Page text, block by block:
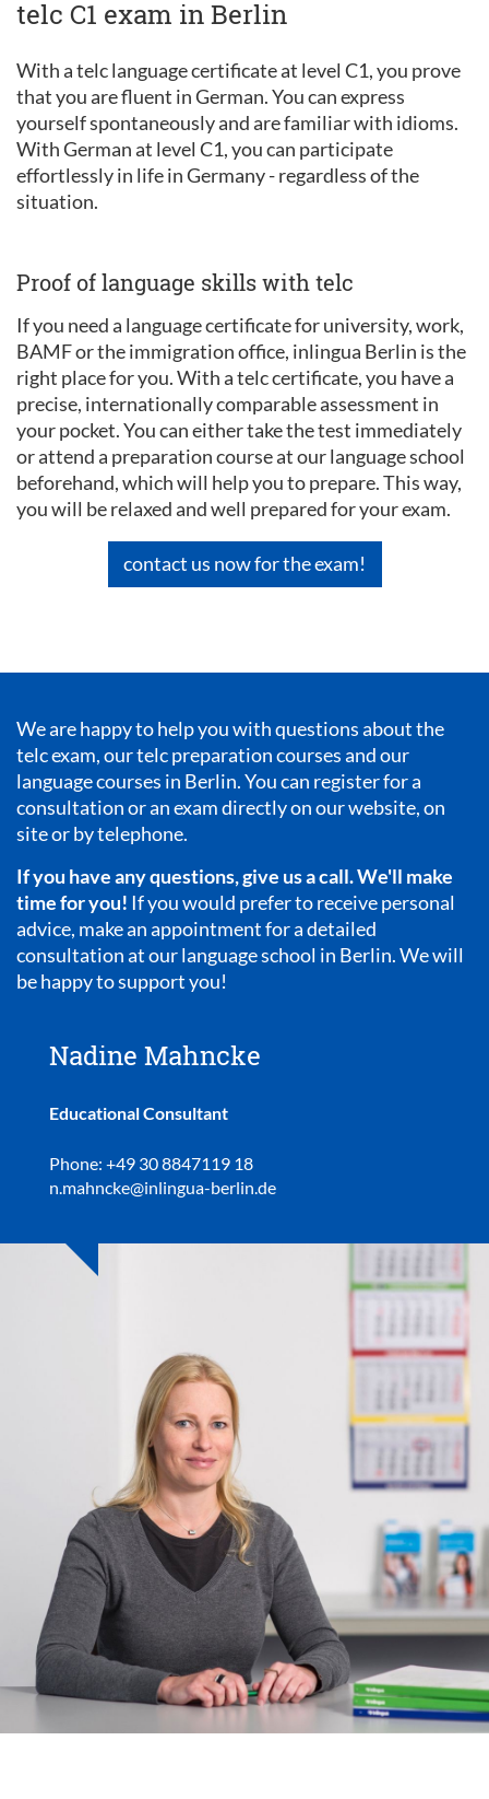
telc C1 exam in Berlin
With a telc language certificate at level C1, you prove
that you are fluent in German. You can express
yourself spontaneously and are familiar with idioms.
With German at level C1, you can participate
effortlessly in life in Germany - regardless of the
situation.
Proof of language skills with telc
If you need a language certificate for university, work,
BAMF or the immigration office, inlingua Berlin is the
right place for you. With a telc certificate, you have a
precise, internationally comparable assessment in
your pocket. You can either take the test immediately
or attend a preparation course at our language school
beforehand, which will help you to prepare. This way,
you will be relaxed and well prepared for your exam.
contact us now for the exam!
We are happy to help you with questions about the
telc exam, our telc preparation courses and our
language courses in Berlin. You can register for a
consultation or an exam directly on our website, on
site or by telephone.
If you have any questions, give us a call. We'll make
time for you! If you would prefer to receive personal
advice, make an appointment for a detailed
consultation at our language school in Berlin. We will
be happy to support you!
Nadine Mahncke
Educational Consultant
Phone: +49 30 8847119 18
n.mahncke@inlingua-berlin.de